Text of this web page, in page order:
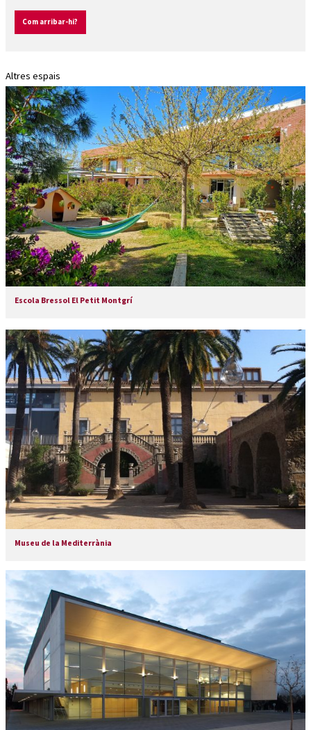
Com arribar-hi?
Altres espais
Escola Bressol El Petit Montgrí
Museu de la Mediterrània